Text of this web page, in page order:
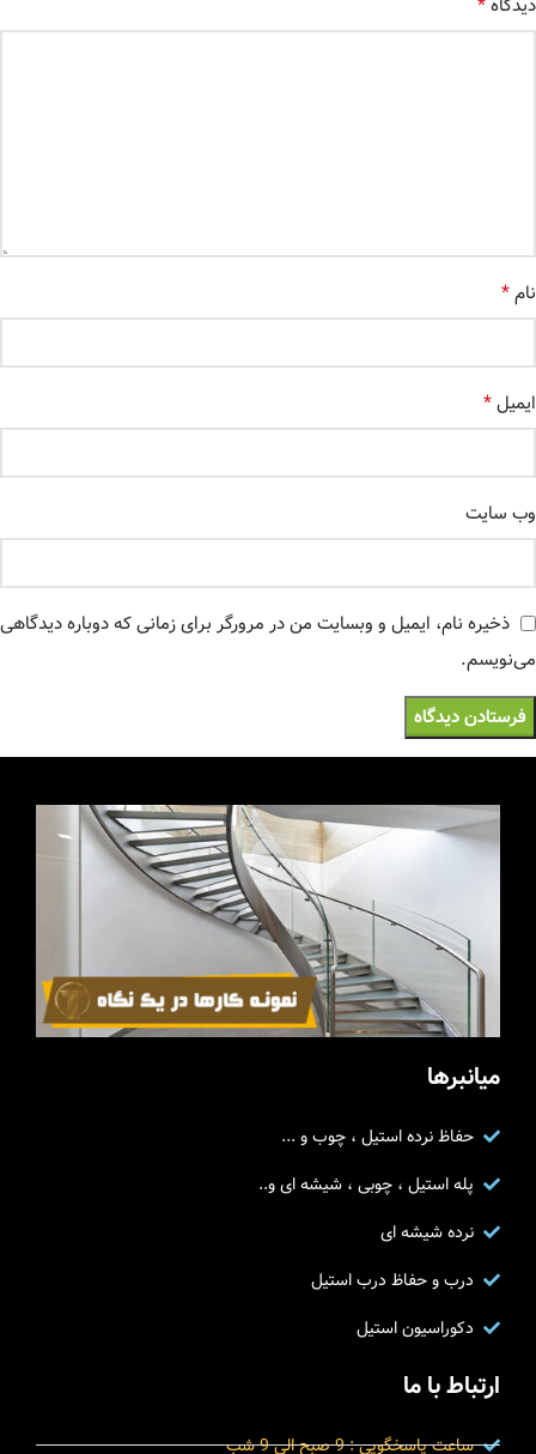
دیدگاه
نام*
ایمیل*
وب‌ سایت
ذخیره نام، ایمیل و وبسایت من در مرورگر برای زمانی که دوباره دیدگاهی
می‌نویسم.
میانبرها
حفاظ نرده استیل ، چوب و ...
پله استیل ، چوبی ، شیشه ای و..
نرده شیشه ای
درب و حفاظ درب استیل
دکوراسیون استیل
ارتباط با ما
ساعت پاسخگویی : 9 صبح الی 9 شب